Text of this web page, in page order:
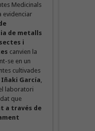
Medicinals
evidenciar
de metalls
i
canvien la
se en un
cultivades
Iñaki García
laboratori
que
a través de